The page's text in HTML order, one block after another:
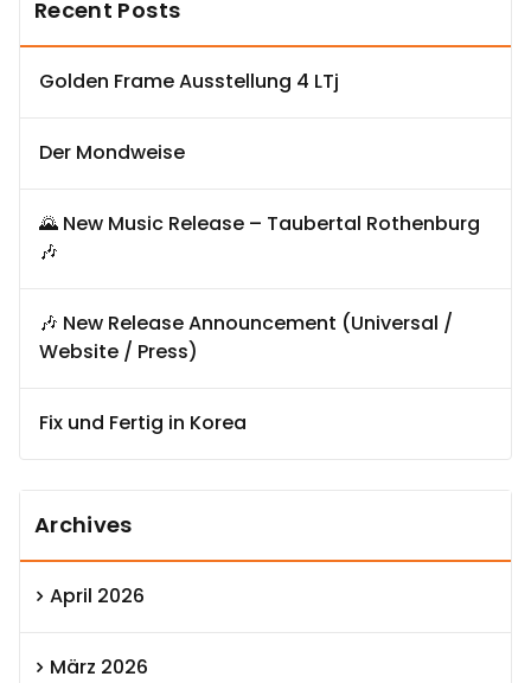
Recent Posts
Golden Frame Ausstellung 4 LTj
Der Mondweise
🌄 New Music Release – Taubertal Rothenburg
🎶
🎶 New Release Announcement (Universal /
Website / Press)
Fix und Fertig in Korea
Archives
April 2026
März 2026